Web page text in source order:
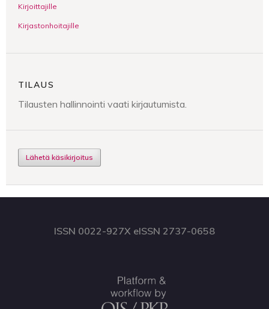
Kirjoittajille
Kirjastonhoitajille
TILAUS
Tilausten hallinnointi vaati kirjautumista.
Lähetä käsikirjoitus
ISSN 0022-927X eISSN 2737-0658